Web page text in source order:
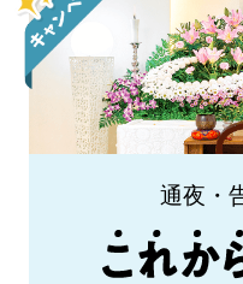
通夜・